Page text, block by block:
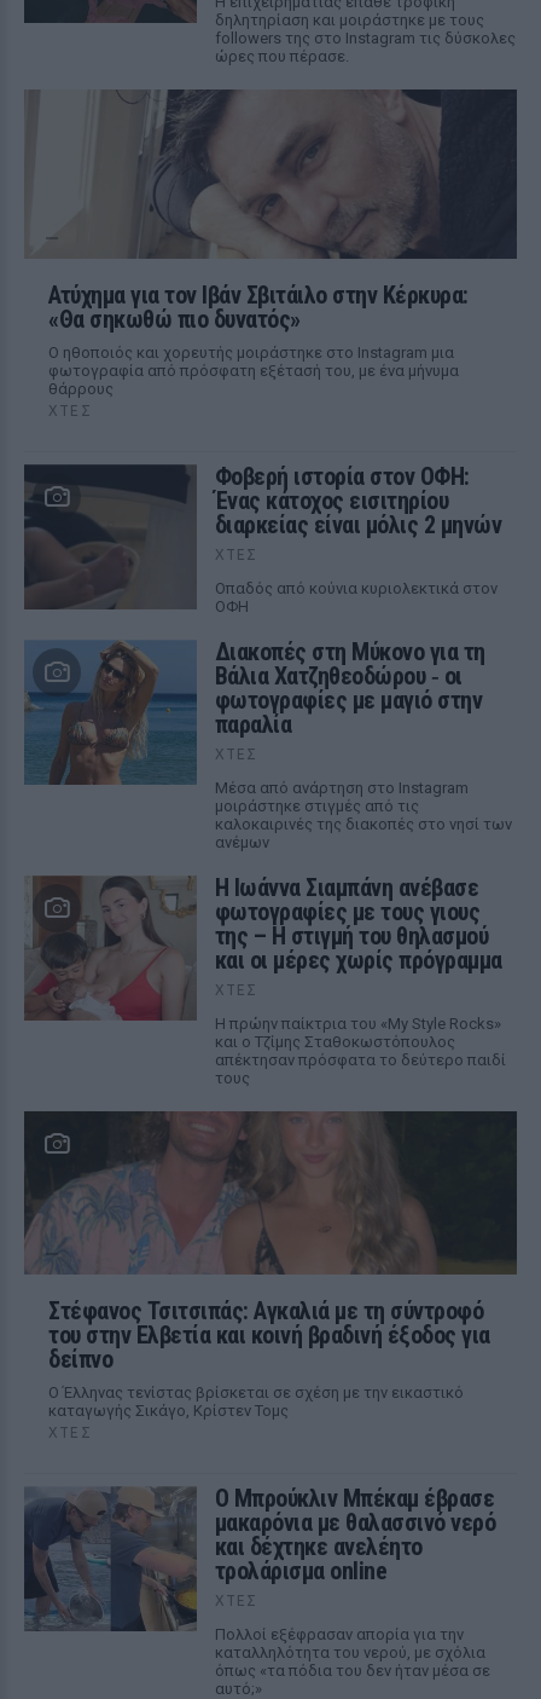
δηλητηρίαση και μοιράστηκε με τους
followers της στο Instagram τις δύσκολες
ώρες που πέρασε.
Ατύχημα για τον Ιβάν Σβιτάιλο στην Κέρκυρα:
«Θα σηκωθώ πιο δυνατός»
Ο ηθοποιός και χορευτής μοιράστηκε στο Instagram μια
φωτογραφία από πρόσφατη εξέτασή του, με ένα μήνυμα
θάρρους
ΧΤΕΣ
Φοβερή ιστορία στον ΟΦΗ:
Ένας κάτοχος εισιτηρίου
διαρκείας είναι μόλις 2 μηνών
ΧΤΕΣ
Οπαδός από κούνια κυριολεκτικά στον
ΟΦΗ
Διακοπές στη Μύκονο για τη
Βάλια Χατζηθεοδώρου ‑ οι
φωτογραφίες με μαγιό στην
παραλία
ΧΤΕΣ
Μέσα από ανάρτηση στο Instagram
μοιράστηκε στιγμές από τις
καλοκαιρινές της διακοπές στο νησί των
ανέμων
H Ιωάννα Σιαμπάνη ανέβασε
φωτογραφίες με τους γιους
της – Η στιγμή του θηλασμού
και οι μέρες χωρίς πρόγραμμα
ΧΤΕΣ
Η πρώην παίκτρια του «My Style Rocks»
και ο Τζίμης Σταθοκωστόπουλος
απέκτησαν πρόσφατα το δεύτερο παιδί
τους
Στέφανος Τσιτσιπάς: Αγκαλιά με τη σύντροφό
του στην Ελβετία και κοινή βραδινή έξοδος για
δείπνο
Ο Έλληνας τενίστας βρίσκεται σε σχέση με την εικαστικό
καταγωγής Σικάγο, Κρίστεν Τομς
ΧΤΕΣ
Ο Μπρούκλιν Μπέκαμ έβρασε
μακαρόνια με θαλασσινό νερό
και δέχτηκε ανελέητο
τρολάρισμα online
ΧΤΕΣ
Πολλοί εξέφρασαν απορία για την
καταλληλότητα του νερού, με σχόλια
όπως «τα πόδια του δεν ήταν μέσα σε
αυτό;»